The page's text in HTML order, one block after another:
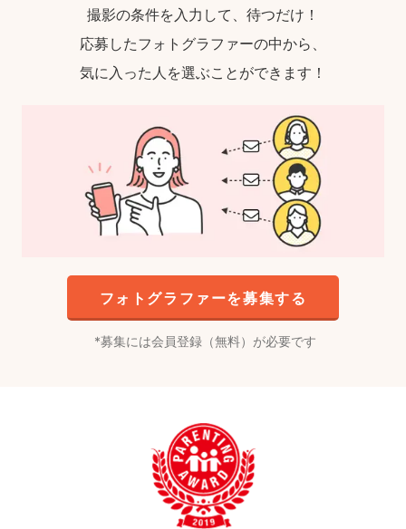
撮影の条件を入力して、待つだけ！
応募したフォトグラファーの中から、
気に入った人を選ぶことができます！
フォトグラファーを募集する
募集には会員登録（無料）が必要です